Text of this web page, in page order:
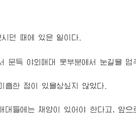
던 때에 있은 일이다.
문득 야외매대 웃부분에서 눈길을 멈
한 점이 있을상싶지 않았다.
대들에는 채양이 있어야 한다고, 앞으